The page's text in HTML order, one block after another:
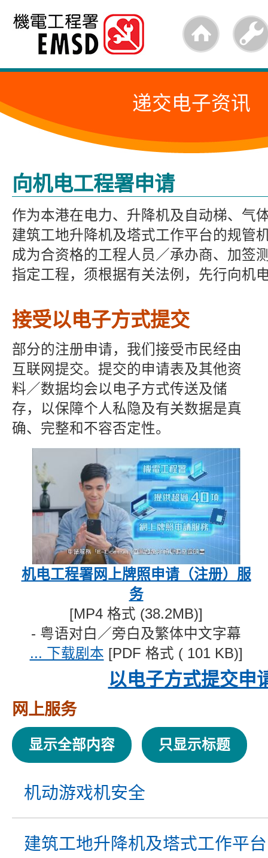
跳
内
的
始
递交电子资讯
向机电工程署申请
作为本港在电力、升降机及自动梯、气
建筑工地升降机及塔式工作平台的规管
成为合资格的工程人员／承办商、加签
指定工程，须根据有关法例，先行向机
接受以电子方式提交
部分的注册申请，我们接受市民经由
互联网提交。提交的申请表及其他资
料／数据均会以电子方式传送及储
存，以保障个人私隐及有关数据是真
确、完整和不容否定性。
机电工程署网上牌照申请（注册）服
务
[MP4 格式 (38.2MB)]
- 粤语对白／旁白及繁体中文字幕
... 下载剧本 [PDF 格式 ( 101 KB)]
以电子方式提交申
网上服务
显示全部内容 只显示标题
机动游戏机安全
建筑工地升降机及塔式工作平